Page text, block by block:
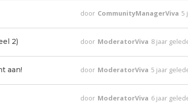
door CommunityManagerViva 5
2) door ModeratorViva 8 jaar
aan! door ModeratorViva 5 jaar
door ModeratorViva 6 jaar